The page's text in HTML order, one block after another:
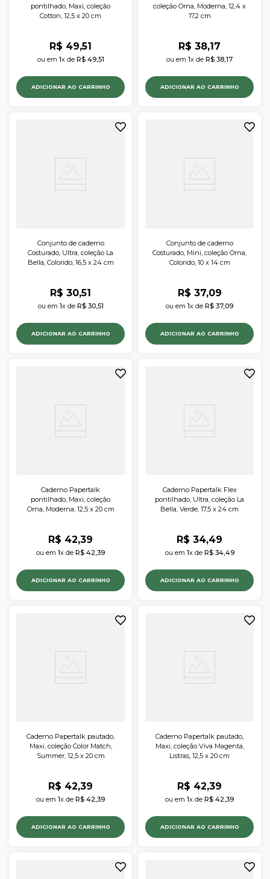
pontilhado, Maxi, coleção
Cotton, 12,5 x 20 cm
R$ 49,51
ou em 1x de R$ 49,51
ADICIONAR AO CARRINHO
coleção Orna, Moderna, 12,4 x
17,2 cm
R$ 38,17
ou em 1x de R$ 38,17
ADICIONAR AO CARRINHO
Conjunto de caderno
Costurado, Ultra, coleção La
Bella, Colorido, 16,5 x 24 cm
R$ 30,51
ou em 1x de R$ 30,51
ADICIONAR AO CARRINHO
Conjunto de caderno
Costurado, Mini, coleção Orna,
Colorido, 10 x 14 cm
R$ 37,09
ou em 1x de R$ 37,09
ADICIONAR AO CARRINHO
Caderno Papertalk
pontilhado, Maxi, coleção
Orna, Moderna, 12,5 x 20 cm
R$ 42,39
ou em 1x de R$ 42,39
ADICIONAR AO CARRINHO
Caderno Papertalk Flex
pontilhado, Ultra, coleção La
Bella, Verde, 17,5 x 24 cm
R$ 34,49
ou em 1x de R$ 34,49
ADICIONAR AO CARRINHO
Caderno Papertalk pautado,
Maxi, coleção Color Match,
Summer, 12,5 x 20 cm
R$ 42,39
ou em 1x de R$ 42,39
ADICIONAR AO CARRINHO
Caderno Papertalk pautado,
Maxi, coleção Viva Magenta,
Listras, 12,5 x 20 cm
R$ 42,39
ou em 1x de R$ 42,39
ADICIONAR AO CARRINHO